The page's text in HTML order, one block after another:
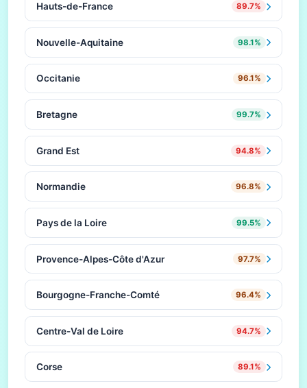
Hauts-de-France 89.7%
Nouvelle-Aquitaine 98.1%
Occitanie 96.1%
Bretagne 99.7%
Grand Est 94.8%
Normandie 96.8%
Pays de la Loire 99.5%
Provence-Alpes-Côte d'Azur 97.7%
Bourgogne-Franche-Comté 96.4%
Centre-Val de Loire 94.7%
Corse 89.1%